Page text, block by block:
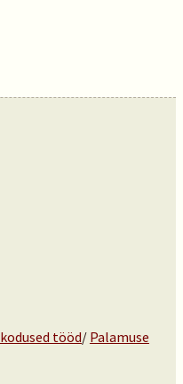
kodused tööd/ Palamuse